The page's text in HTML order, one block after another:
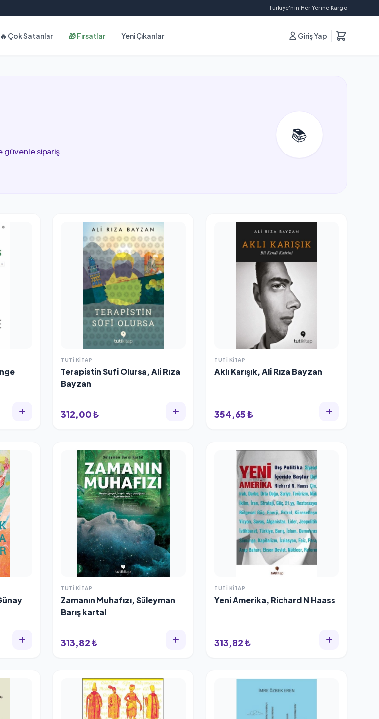
Türkiye'nin Her Yerine Kargo
🔥 Çok Satanlar 🎁 Fırsatlar Yeni Çıkanlar Giriş Yap
güvenle sipariş
📚
TUTI KITAP
Terapistin Sufi Olursa, Ali Rıza
Bayzan
312,00 ₺
TUTI KITAP
Aklı Karışık, Ali Rıza Bayzan
354,65 ₺
TUTI KITAP
Zamanın Muhafızı, Süleyman
Barış kartal
313,82 ₺
TUTI KITAP
Yeni Amerika, Richard N Haass
313,82 ₺